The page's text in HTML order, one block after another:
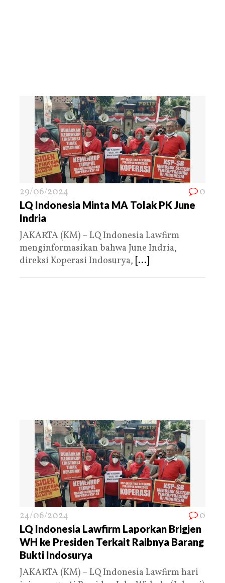
29/06/2024 0
LQ Indonesia Minta MA Tolak PK June
Indria
JAKARTA (KM) – LQ Indonesia Lawfirm
menginformasikan bahwa June Indria,
direksi Koperasi Indosurya, [...]
24/06/2024 0
LQ Indonesia Lawfirm Laporkan Brigjen
WH ke Presiden Terkait Raibnya Barang
Bukti Indosurya
JAKARTA (KM) – LQ Indonesia Lawfirm hari